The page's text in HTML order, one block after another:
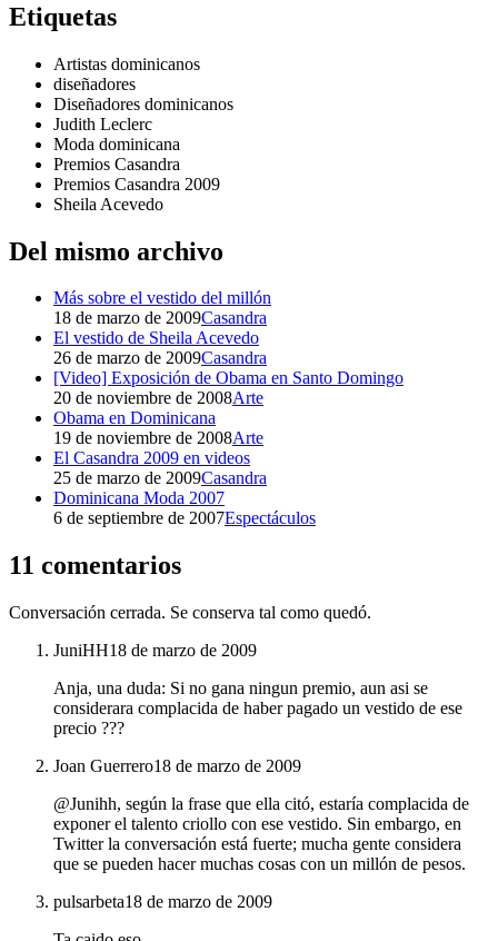
Etiquetas
Artistas dominicanos
diseñadores
Diseñadores dominicanos
Judith Leclerc
Moda dominicana
Premios Casandra
Premios Casandra 2009
Sheila Acevedo
Del mismo archivo
Más sobre el vestido del millón
18 de marzo de 2009Casandra
El vestido de Sheila Acevedo
26 de marzo de 2009Casandra
[Video] Exposición de Obama en Santo Domingo
20 de noviembre de 2008Arte
Obama en Dominicana
19 de noviembre de 2008Arte
El Casandra 2009 en videos
25 de marzo de 2009Casandra
Dominicana Moda 2007
6 de septiembre de 2007Espectáculos
11 comentarios
Conversación cerrada. Se conserva tal como quedó.
JuniHH18 de marzo de 2009
Anja, una duda: Si no gana ningun premio, aun asi se
considerara complacida de haber pagado un vestido de ese
precio ???
Joan Guerrero18 de marzo de 2009
@Junihh, según la frase que ella citó, estaría complacida de
exponer el talento criollo con ese vestido. Sin embargo, en
Twitter la conversación está fuerte; mucha gente considera
que se pueden hacer muchas cosas con un millón de pesos.
pulsarbeta18 de marzo de 2009